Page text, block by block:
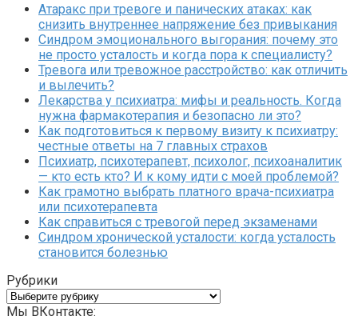
Атаракс при тревоге и панических атаках: как
снизить внутреннее напряжение без привыкания
Синдром эмоционального выгорания: почему это
не просто усталость и когда пора к специалисту?
Тревога или тревожное расстройство: как отличить
и вылечить?
Лекарства у психиатра: мифы и реальность. Когда
нужна фармакотерапия и безопасно ли это?
Как подготовиться к первому визиту к психиатру:
честные ответы на 7 главных страхов
Психиатр, психотерапевт, психолог, психоаналитик
— кто есть кто? И к кому идти с моей проблемой?
Как грамотно выбрать платного врача-психиатра
или психотерапевта
Как справиться с тревогой перед экзаменами
Синдром хронической усталости: когда усталость
становится болезнью
Рубрики
Рубрики
Мы ВКонтакте: